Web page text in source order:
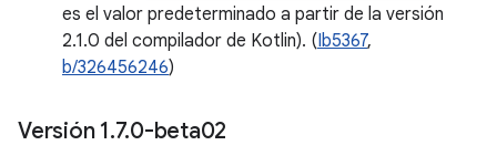
es el valor predeterminado a partir de la versión
2.1.0 del compilador de Kotlin). (Ib5367,
b/326456246)
Versión 1.7.0-beta02